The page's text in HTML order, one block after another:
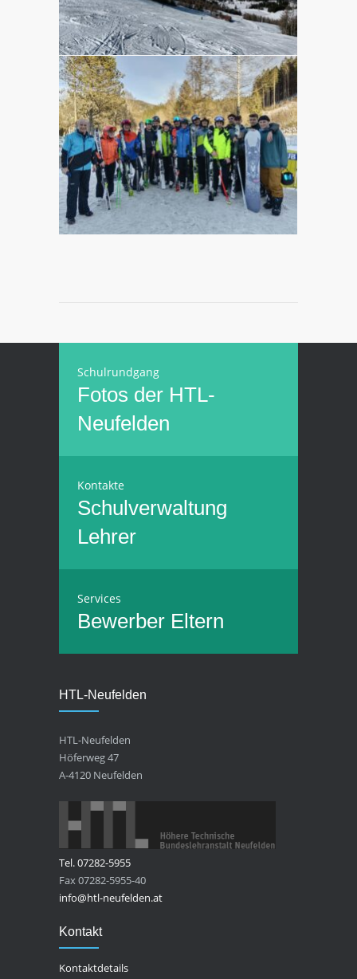
Schulrundgang
Fotos der HTL-
Neufelden
Kontakte
Schulverwaltung
Lehrer
Services
Bewerber Eltern
HTL-Neufelden
HTL-Neufelden
Höferweg 47
A-4120 Neufelden
Tel. 07282-5955
Fax 07282-5955-40
info@htl-neufelden.at
Kontakt
Kontaktdetails